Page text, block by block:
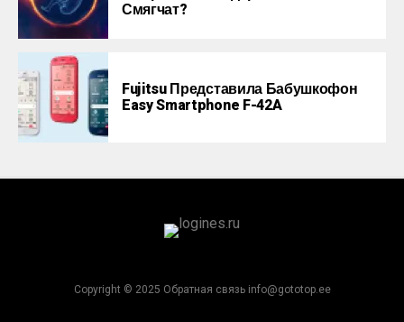
Смягчат?
Fujitsu Представила Бабушкофон
Easy Smartphone F-42A
Copyright © 2025 Обратная связь info@gototop.ee